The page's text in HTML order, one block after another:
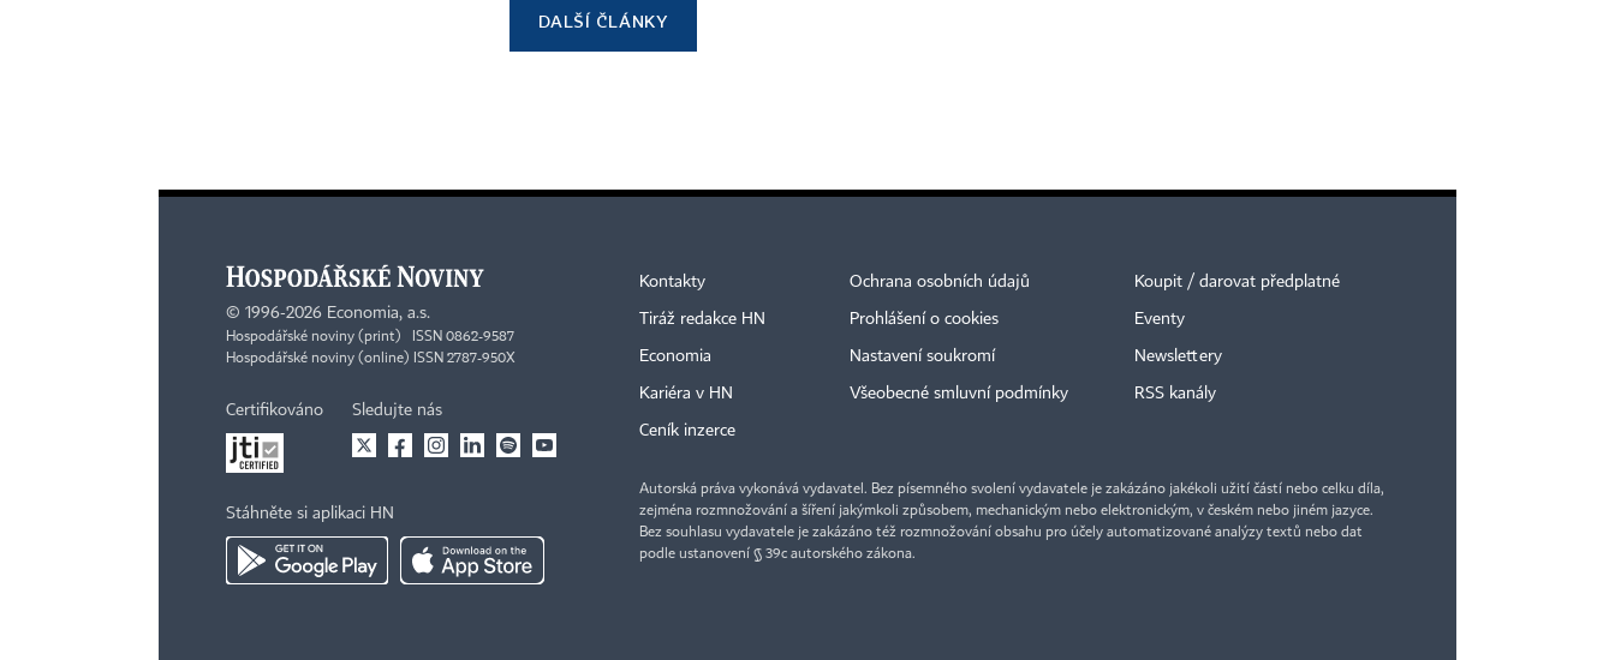
DALŠÍ ČLÁNKY
© 1996-2026 Economia, a.s.
Hospodářské noviny (print) ISSN 0862-9587
Hospodářské noviny (online) ISSN 2787-950X
Certifikováno Sledujte nás
Stáhněte si aplikaci HN
Kontakty
Tiráž redakce HN
Economia
Kariéra v HN
Ceník inzerce
Ochrana osobních údajů
Prohlášení o cookies
Nastavení soukromí
Všeobecné smluvní podmínky
Koupit / darovat předplatné
Eventy
Newslettery
RSS kanály
Autorská práva vykonává vydavatel. Bez písemného svolení vydavatele je zakázáno jakékoli užití částí nebo celku díla,
zejména rozmnožování a šíření jakýmkoli způsobem, mechanickým nebo elektronickým, v českém nebo jiném jazyce.
Bez souhlasu vydavatele je zakázáno též rozmnožování obsahu pro účely automatizované analýzy textů nebo dat
podle ustanovení § 39c autorského zákona.